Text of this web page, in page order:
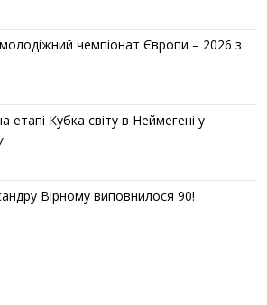
чемпіонат Європи – 2026 з
етапі Кубка світу в Неймегені у
Вірному виповнилося 90!